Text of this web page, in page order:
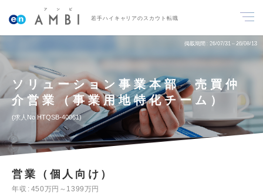
若手ハイキャリアのスカウト転職
掲載期間 26/07/31～26/08/13
ソリューション事業本部 売買仲
介営業（事業用地特化チーム）
求人No.HTQSB-40061
営業（個人向け）
年収 450万円～1399万円